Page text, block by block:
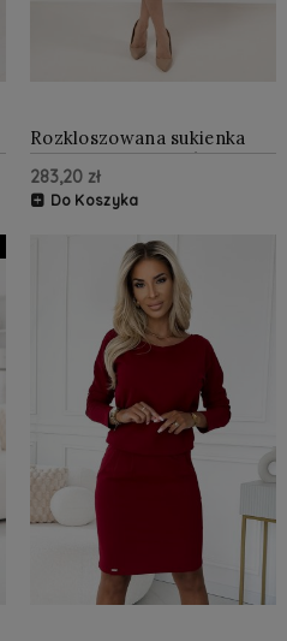
Rozkloszowana sukienka
midi z rękawem 3/4
Bordowa
283,20 zł
Do Koszyka